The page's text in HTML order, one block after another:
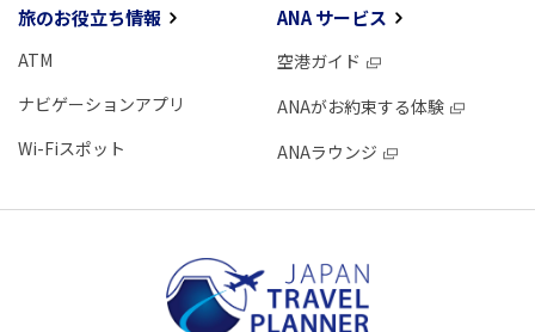
旅のお役立ち情報
ATM
ナビゲーションアプリ
Wi-Fiスポット
ANA サービス
空港ガイド
ANAがお約束する体験
ANAラウンジ